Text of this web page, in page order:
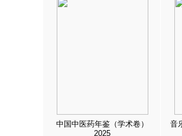
中国中医药年鉴（学术卷）
2025
音